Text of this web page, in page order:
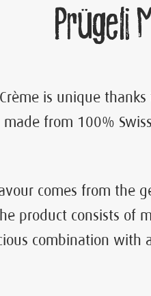
Prügeli
is unique
from 100%
comes from the
product consists of
combination with